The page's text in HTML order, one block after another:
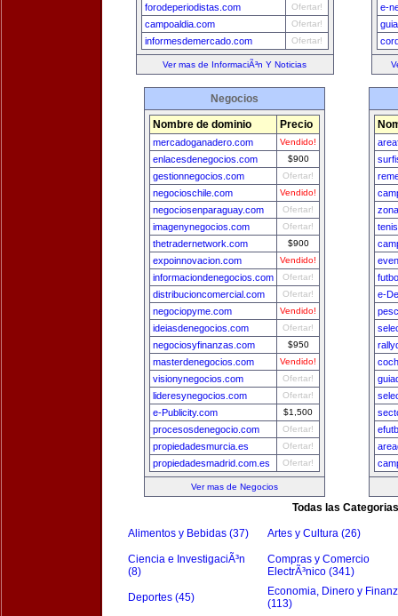
forodeperiodistas.com Ofertar!
campoaldia.com Ofertar!
informesdemercado.com Ofertar!
Ver mas de InformaciÃ³n Y Noticias
e-
Negocios
Nombre de dominio Precio
mercadoganadero.com Vendido!
enlacesdenegocios.com $900
gestionnegocios.com Ofertar!
negocioschile.com Vendido!
negociosenparaguay.com Ofertar!
imagenynegocios.com Ofertar!
thetradernetwork.com $900
expoinnovacion.com Vendido!
informaciondenegocios.com Ofertar!
distribucioncomercial.com Ofertar!
negociopyme.com Vendido!
ideiasdenegocios.com Ofertar!
negociosyfinanzas.com $950
masterdenegocios.com Vendido!
visionynegocios.com Ofertar!
lideresynegocios.com Ofertar!
e-Publicity.com $1,500
procesosdenegocio.com Ofertar!
propiedadesmurcia.es Ofertar!
propiedadesmadrid.com.es Ofertar!
Ver mas de Negocios
e-
Todas las Categorias
Alimentos y Bebidas (37) Artes y Cultura (26)
Ciencia e InvestigaciÃ³n
(8)
Compras y Comercio
ElectrÃ³nico (341)
Deportes (45)
Economia, Dinero y
(113)